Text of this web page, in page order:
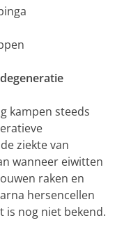
kampen steeds
ziekte van
wanneer eiwitten
raken en
hersencellen
is nog niet bekend.